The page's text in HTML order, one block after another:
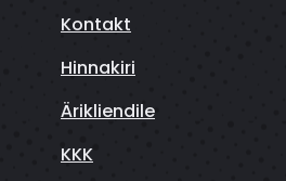
Kontakt
Hinnakiri
Ärikliendile
KKK